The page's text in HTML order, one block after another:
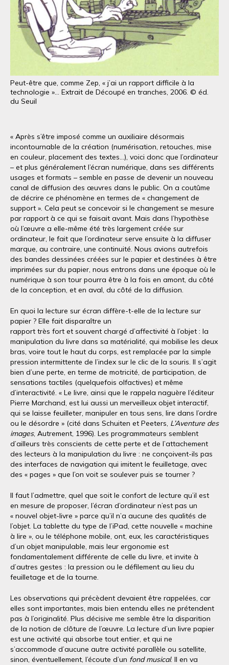
Peut-être que, comme Zep, « j’ai un rapport difficile à la
technologie »… Extrait de Découpé en tranches, 2006. © éd.
du Seuil
« Après s’être imposé comme un auxiliaire désormais
incontournable de la création (numérisation, retouches, mise
en couleur, placement des textes…), voici donc que l’ordinateur
– et plus généralement l’écran numérique, dans ses différents
usages et formats – semble en passe de devenir un nouveau
canal de diffusion des œuvres dans le public. On a coutûme
de décrire ce phénomène en termes de « changement de
support ». Cela peut se concevoir si le changement se mesure
par rapport à ce qui se faisait avant. Mais dans l’hypothèse
où l’œuvre a elle-même été très largement créée sur
ordinateur, le fait que l’ordinateur serve ensuite à la diffuser
marque, au contraire, une continuité. Nous avions autrefois
des bandes dessinées créées sur le papier et destinées à être
imprimées sur du papier, nous entrons dans une époque où le
numérique à son tour pourra être à la fois en amont, du côté
de la conception, et en aval, du côté de la diffusion.
En quoi la lecture sur écran diffère-t-elle de la lecture sur
papier ? Elle fait disparaître un
rapport très fort et souvent chargé d’affectivité à l’objet : la
manipulation du livre dans sa matérialité, qui mobilise les deux
bras, voire tout le haut du corps, est remplacée par la simple
pression intermittente de l’index sur le clic de la souris. Il s’agit
bien d’une perte, en terme de motricité, de participation, de
sensations tactiles (quelquefois olfactives) et même
d’interactivité. « Le livre, ainsi que le rappela naguère l’éditeur
Pierre Marchand, est lui aussi un merveilleux objet interactif,
qui se laisse feuilleter, manipuler en tous sens, lire dans l’ordre
ou le désordre » (cité dans Schuiten et Peeters, L’Aventure des
images, Autrement, 1996). Les programmateurs semblent
d’ailleurs très conscients de cette perte et de l’attachement
des lecteurs à la manipulation du livre : ne conçoivent-ils pas
des interfaces de navigation qui imitent le feuilletage, avec
des « pages » que l’on voit se soulever puis se tourner ?
Il faut l’admettre, quel que soit le confort de lecture qu’il est
en mesure de proposer, l’écran d’ordinateur n’est pas un
« nouvel objet-livre » parce qu’il n’a aucune des qualités de
l’objet. La tablette du type de l’iPad, cette nouvelle « machine
à lire », ou le téléphone mobile, ont, eux, les caractéristiques
d’un objet manipulable, mais leur ergonomie est
fondamentalement différente de celle du livre, et invite à
d’autres gestes : la pression ou le défilement au lieu du
feuilletage et de la tourne.
Les observations qui précèdent devaient être rappelées, car
elles sont importantes, mais bien entendu elles ne prétendent
pas à l’originalité. Plus décisive me semble être la disparition
de la notion de clôture de l’œuvre. La lecture d’un livre papier
est une activité qui absorbe tout entier, et qui ne
s’accommode d’aucune autre activité parallèle ou satellite,
sinon, éventuellement, l’écoute d’un fond musical. Il en va